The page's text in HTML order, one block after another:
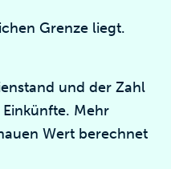
Grenze liegt.
und der Zahl
Mehr
Wert berechnet